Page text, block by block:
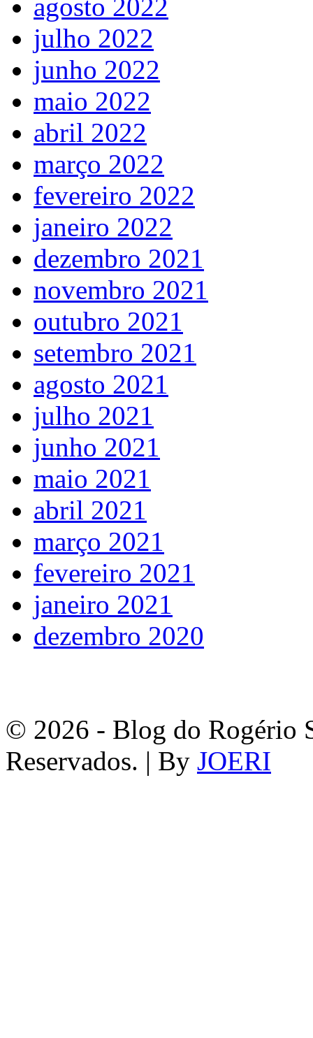
agosto 2022
julho 2022
junho 2022
maio 2022
abril 2022
março 2022
fevereiro 2022
janeiro 2022
dezembro 2021
novembro 2021
outubro 2021
setembro 2021
agosto 2021
julho 2021
junho 2021
maio 2021
abril 2021
março 2021
fevereiro 2021
janeiro 2021
dezembro 2020
© 2026 - Blog do Rogério
Reservados. | By JOERI